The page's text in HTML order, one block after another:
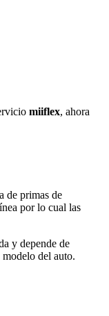
miiflex, ahora
de primas de
por lo cual las
y depende de
del auto.